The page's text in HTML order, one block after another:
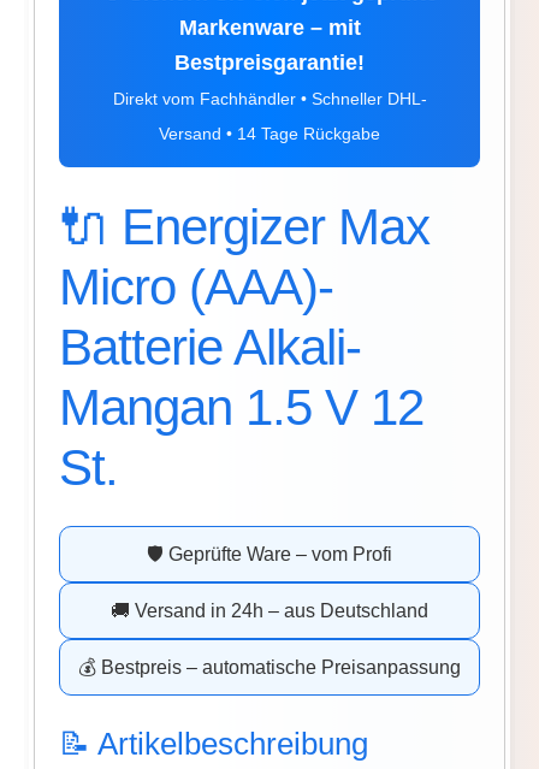
Markenware – mit
Bestpreisgarantie!
Direkt vom Fachhändler • Schneller DHL-
Versand • 14 Tage Rückgabe
🔌 Energizer Max
Micro (AAA)-
Batterie Alkali-
Mangan 1.5 V 12
St.
🛡️ Geprüfte Ware – vom Profi
🚚 Versand in 24h – aus Deutschland
💰 Bestpreis – automatische Preisanpassung
📝 Artikelbeschreibung